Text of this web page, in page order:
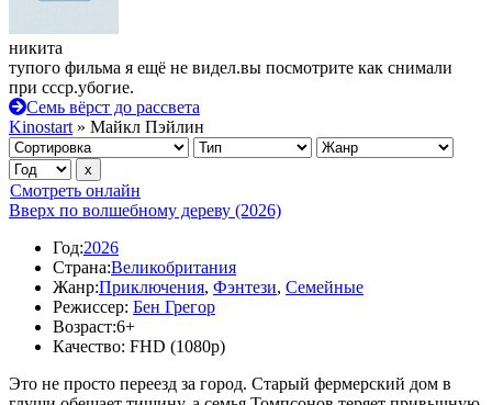
никита
тупого фильма я ещё не видел.вы посмотрите как снимали
при ссср.убогие.
Семь вёрст до рассвета
Kinostart » Майкл Пэйлин
Смотреть онлайн
Вверх по волшебному дереву (2026)
Год:2026
Страна:Великобритания
Жанр:Приключения, Фэнтези, Семейные
Режиссер: Бен Грегор
Возраст:6+
Качество: FHD (1080p)
Это не просто переезд за город. Старый фермерский дом в